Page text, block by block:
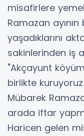
misafirlere
Ramazan
yaşadıklarını
sakinlerinden iş
"Akçayunt
birlikte
Mübarek
arada iftar
Haricen gelen